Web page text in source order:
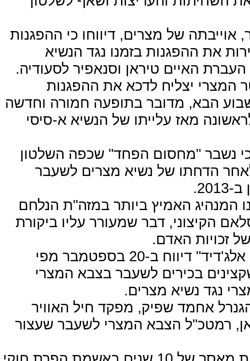
של מצרים, דיווחו כי ההפגנות
את ההפגנות בזמנו נגד הנשיא
האיים טיראן וסנאפיר לסעודיה.
יצליח לדכא את ההפגנות
הבא, מדובר בתופעה חמורה וחדשה
מאז עלייתו של הנשיא א-סיסי
כי נשבר "מחסום הפחד" שכפה השלטון
הדחתו של נשיא מצרים לשעבר
המנהיג האמיץ ביותר במזה"ת הנלחם
הקיצוני, דבר שמעורר עליו ביקורת
זכויות האדם.
העיתון הקטארי "אלערבי אלג'דיד" דיווח ב-20 בספטמבר מפי
בכירים לשעבר בצבא המצרי
נגד נשיא מצרים.
אחמד שפיק, מפקד חיל האוויר
רמטכ"ל הצבא המצרי לשעבר שעצור